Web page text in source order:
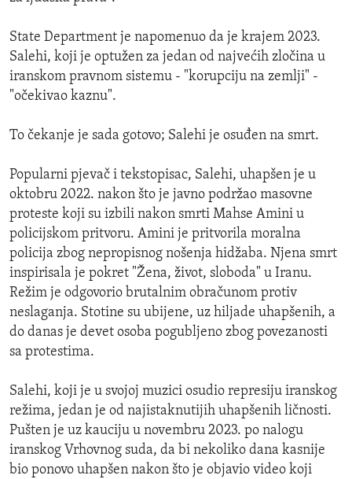
State Department je napomenuo da je krajem 2023.
Salehi, koji je optužen za jedan od najvećih zločina u
iranskom pravnom sistemu - "korupciju na zemlji" -
"očekivao kaznu".
To čekanje je sada gotovo; Salehi je osuđen na smrt.
Popularni pjevač i tekstopisac, Salehi, uhapšen je u
oktobru 2022. nakon što je javno podržao masovne
proteste koji su izbili nakon smrti Mahse Amini u
policijskom pritvoru. Amini je pritvorila moralna
policija zbog nepropisnog nošenja hidžaba. Njena smrt
inspirisala je pokret "Žena, život, sloboda" u Iranu.
Režim je odgovorio brutalnim obračunom protiv
neslaganja. Stotine su ubijene, uz hiljade uhapšenih, a
do danas je devet osoba pogubljeno zbog povezanosti
sa protestima.
Salehi, koji je u svojoj muzici osudio represiju iranskog
režima, jedan je od najistaknutijih uhapšenih ličnosti.
Pušten je uz kauciju u novembru 2023. po nalogu
iranskog Vrhovnog suda, da bi nekoliko dana kasnije
bio ponovo uhapšen nakon što je objavio video koji